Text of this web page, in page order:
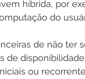
híbrida, por
do
de não ter
de
ou